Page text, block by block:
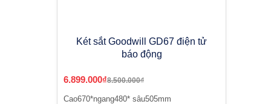
Két sắt Goodwill GD67 điện tử
báo động
6.899.000₫8.500.000₫
Cao670*ngang480* sâu505mm